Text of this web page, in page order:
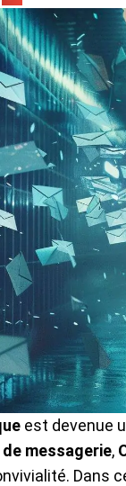
est devenue
messagerie,
Dans